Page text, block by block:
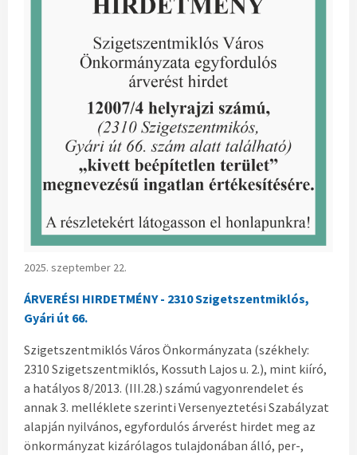
2025. szeptember 22.
ÁRVERÉSI HIRDETMÉNY - 2310 Szigetszentmiklós,
Gyári út 66.
Szigetszentmiklós Város Önkormányzata (székhely:
2310 Szigetszentmiklós, Kossuth Lajos u. 2.), mint kiíró,
a hatályos 8/2013. (III.28.) számú vagyonrendelet és
annak 3. melléklete szerinti Versenyeztetési Szabályzat
alapján nyilvános, egyfordulós árverést hirdet meg az
önkormányzat kizárólagos tulajdonában álló, per-,